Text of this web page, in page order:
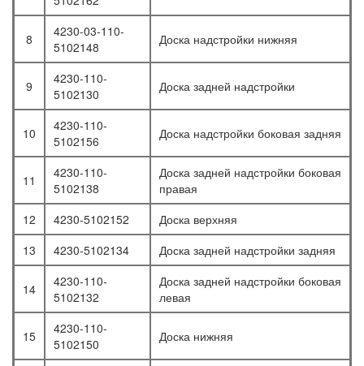
8
4230-03-110-
5102148
Доска надстройки нижняя
9
4230-110-
5102130
Доска задней надстройки
10
4230-110-
5102156
Доска надстройки боковая задняя
11
4230-110-
5102138
Доска задней надстройки боковая
правая
12
4230-5102152
Доска верхняя
13
4230-5102134 Доска задней надстройки задняя
14
4230-110-
5102132
Доска задней надстройки боковая
левая
15
4230-110-
5102150
Доска нижняя